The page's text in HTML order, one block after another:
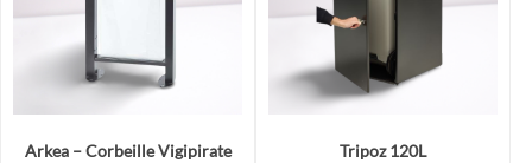
Arkea – Corbeille Vigipirate
Tripoz 120L